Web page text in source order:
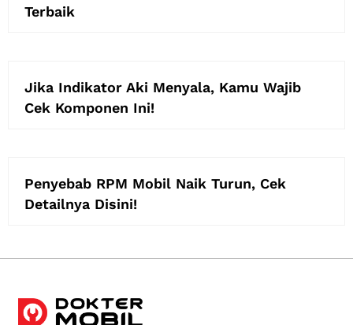
Terbaik
Jika Indikator Aki Menyala, Kamu Wajib
Cek Komponen Ini!
Penyebab RPM Mobil Naik Turun, Cek
Detailnya Disini!